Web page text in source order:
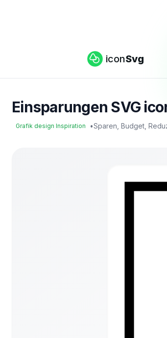
iconSvg
Einsparungen SVG
Grafik design Inspiration •Sparen, Budget,